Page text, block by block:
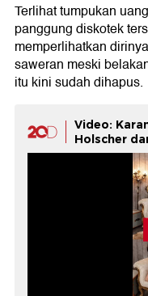
Terlihat tumpukan
panggung diskotek
memperlihatkan
saweran meski
itu kini sudah dihapus.
Video:
Holscher